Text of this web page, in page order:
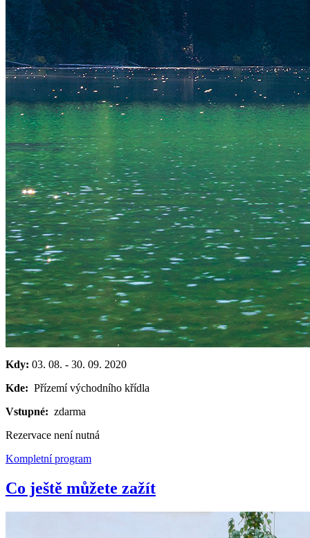
Kdy: 03. 08. - 30. 09. 2020
Kde: Přízemí východního křídla
Vstupné: zdarma
Rezervace není nutná
Kompletní program
Co ještě můžete zažít